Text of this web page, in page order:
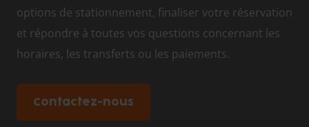
options de stationnement, finaliser votre réservation
et répondre à toutes vos questions concernant les
horaires, les transferts ou les paiements.
Contactez-nous